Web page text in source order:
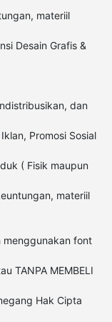
materiil
Desain Grafis &
dan
Promosi Sosial
( Fisik maupun
materiil
menggunakan font
TANPA MEMBELI
Hak Cipta